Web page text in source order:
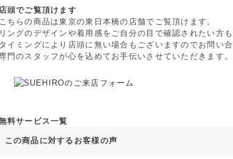
店頭でご覧頂けます
こちらの商品は東京の東日本橋の店舗でご覧頂けます。
リングのデザインや着用感をご自分の目で確認されたい方も
タイミングにより店頭に無い場合もございますのでお問い合
門のスタッフが心を込めてお手伝いさせていただきます
料サービス一覧
この商品に対するお客様の声